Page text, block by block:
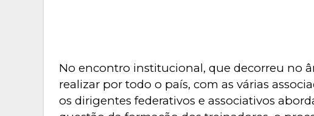
No encontro institucional, que decorreu no
realizar por todo o país, com as várias
os dirigentes federativos e associativos